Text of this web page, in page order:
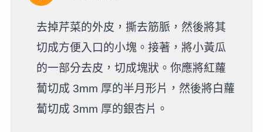
去掉芹菜的外皮，撕去筋脈，然後將其
切成方便入口的小塊。接著，將小黃瓜
的一部分去皮，切成塊狀。你應將紅蘿
蔔切成 3mm 厚的半月形片，然後將白蘿
蔔切成 3mm 厚的銀杏片。